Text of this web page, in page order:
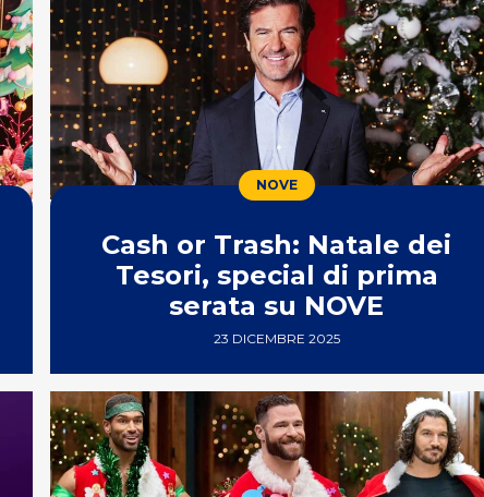
NOVE
Cash or Trash: Natale dei
Tesori, special di prima
serata su NOVE
23 DICEMBRE 2025